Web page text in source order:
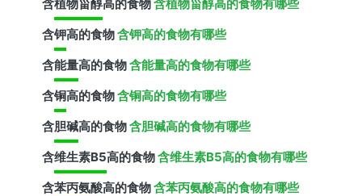
含植物甾醇高的食物含植物甾醇高的食物有哪些
含钾高的食物含钾高的食物有哪些
含能量高的食物含能量高的食物有哪些
含铜高的食物含铜高的食物有哪些
含胆碱高的食物含胆碱高的食物有哪些
含维生素B5高的食物含维生素B5高的食物有哪些
含苯丙氨酸高的食物含苯丙氨酸高的食物有哪些